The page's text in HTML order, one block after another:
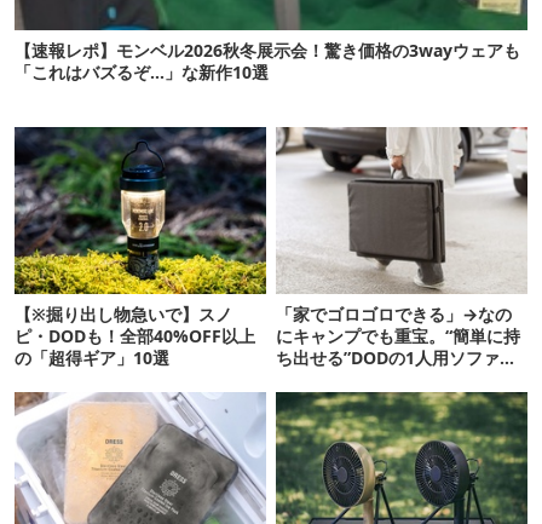
【速報レポ】モンベル2026秋冬展示会！驚き価格の3wayウェアも
「これはバズるぞ…」な新作10選
【※掘り出し物急いで】スノ
ピ・DODも！全部40%OFF以上
の「超得ギア」10選
「家でゴロゴロできる」→なの
にキャンプでも重宝。“簡単に持
ち出せる”DODの1人用ソファが